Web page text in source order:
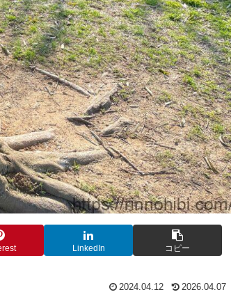
LinkedIn コピー
2024.04.12 2026.04.07